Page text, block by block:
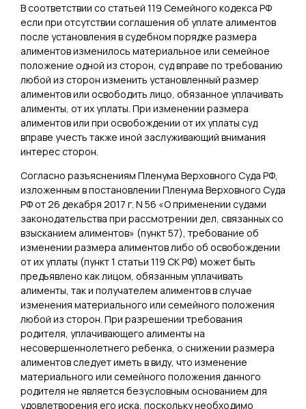
В соответствии со статьей 119 Семейного кодекса РФ
если при отсутствии соглашения об уплате алиментов
после установления в судебном порядке размера
алиментов изменилось материальное или семейное
положение одной из сторон, суд вправе по требованию
любой из сторон изменить установленный размер
алиментов или освободить лицо, обязанное уплачивать
алименты, от их уплаты. При изменении размера
алиментов или при освобождении от их уплаты суд
вправе учесть также иной заслуживающий внимания
интерес сторон.
Согласно разъяснениям Пленума Верховного Суда РФ,
изложенным в постановлении Пленума Верховного Суда
РФ от 26 декабря 2017 г. N 56 «О применении судами
законодательства при рассмотрении дел, связанных со
взысканием алиментов» (пункт 57), требование об
изменении размера алиментов либо об освобождении
от их уплаты (пункт 1 статьи 119 СК РФ) может быть
предъявлено как лицом, обязанным уплачивать
алименты, так и получателем алиментов в случае
изменения материального или семейного положения
любой из сторон. При разрешении требования
родителя, уплачивающего алименты на
несовершеннолетнего ребенка, о снижении размера
алиментов следует иметь в виду, что изменение
материального или семейного положения данного
родителя не является безусловным основанием для
удовлетворения его иска, поскольку необходимо